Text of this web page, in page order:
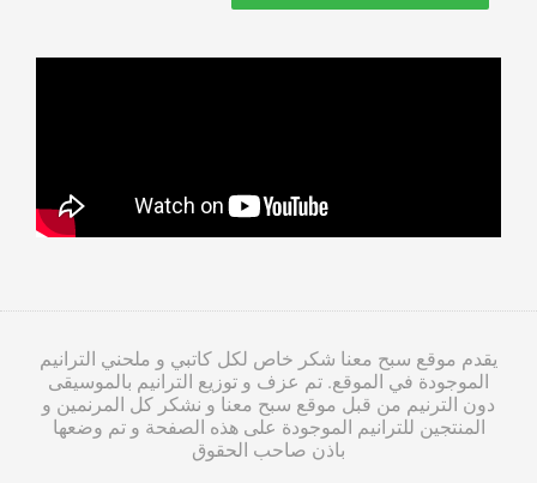
يقدم موقع سبح معنا شكر خاص لكل كاتبي و ملحني الترانيم
الموجودة في الموقع. تم عزف و توزيع الترانيم بالموسيقى
دون الترنيم من قبل موقع سبح معنا و نشكر كل المرنمين و
المنتجين للترانيم الموجودة على هذه الصفحة و تم وضعها
باذن صاحب الحقوق